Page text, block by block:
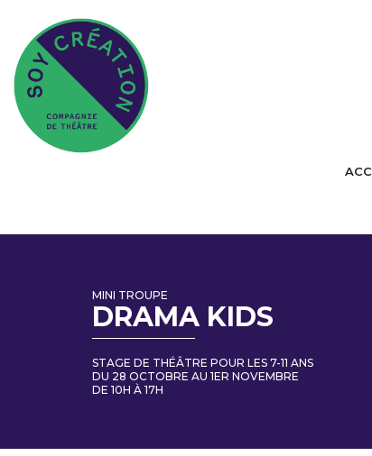
MINI TROUPE
DRAMA KIDS
STAGE DE THÉÂTRE POUR LES 7-11 ANS
DU 28 OCTOBRE AU 1ER NOVEMBRE
DE 10H À 17H